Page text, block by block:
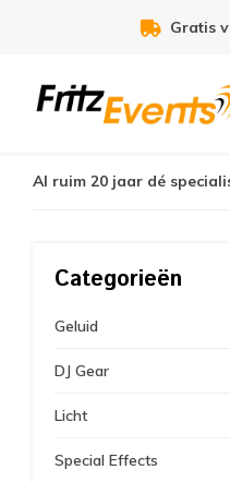
Gratis
Al ruim 20 jaar dé
Categorieën
Geluid
DJ Gear
Licht
Special Effects